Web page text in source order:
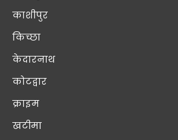
काशीपुर
किच्छा
केदारनाथ
कोटद्वार
क्राइम
खटीमा